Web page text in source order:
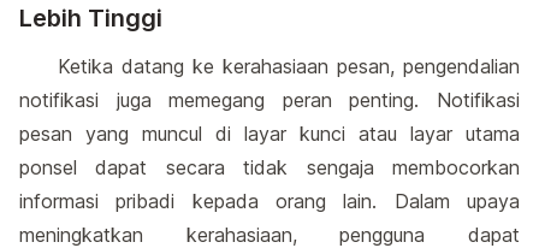
Lebih Tinggi
Ketika datang ke kerahasiaan pesan, pengendalian
notifikasi juga memegang peran penting. Notifikasi
pesan yang muncul di layar kunci atau layar utama
ponsel dapat secara tidak sengaja membocorkan
informasi pribadi kepada orang lain. Dalam upaya
meningkatkan kerahasiaan, pengguna dapat